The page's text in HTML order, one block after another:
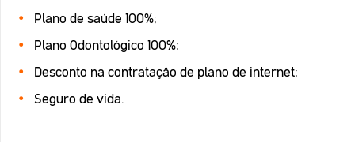
Plano de saúde 100%;
Plano Odontológico 100%;
Desconto na contratação de plano de internet;
Seguro de vida.